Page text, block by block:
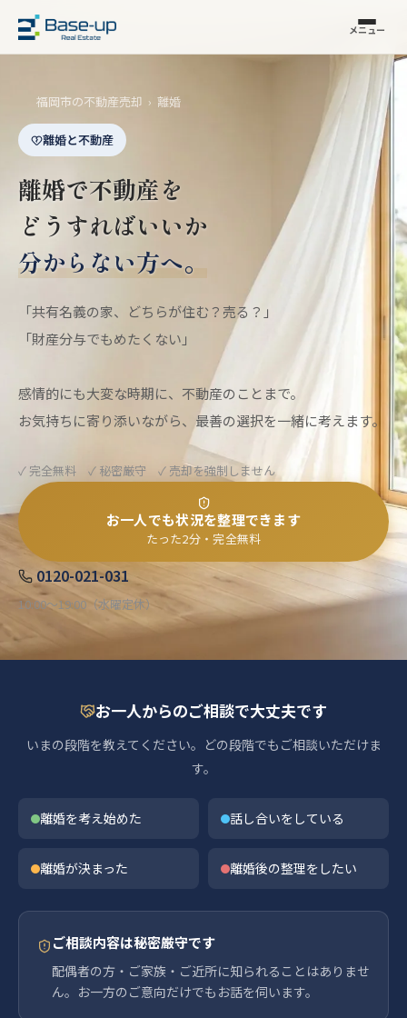
メニュー
福岡市の不動産売却 › 離婚
離婚と不動産
離婚で不動産を
どうすればいいか
分からない方へ。
「共有名義の家、どちらが住む？売る？」
「財産分与でもめたくない」
感情的にも大変な時期に、不動産のことまで。
お気持ちに寄り添いながら、最善の選択を一緒に考えます。
✓ 完全無料 ✓ 秘密厳守 ✓ 売却を強制しません
お一人でも状況を整理できます
たった2分・完全無料
0120-021-031
10:00〜19:00（水曜定休）
お一人からのご相談で大丈夫です
いまの段階を教えてください。どの段階でもご相談いただけま
す。
離婚を考え始めた 話し合いをしている
離婚が決まった 離婚後の整理をしたい
ご相談内容は秘密厳守です
配偶者の方・ご家族・ご近所に知られることはありませ
ん。お一方のご意向だけでもお話を伺います。